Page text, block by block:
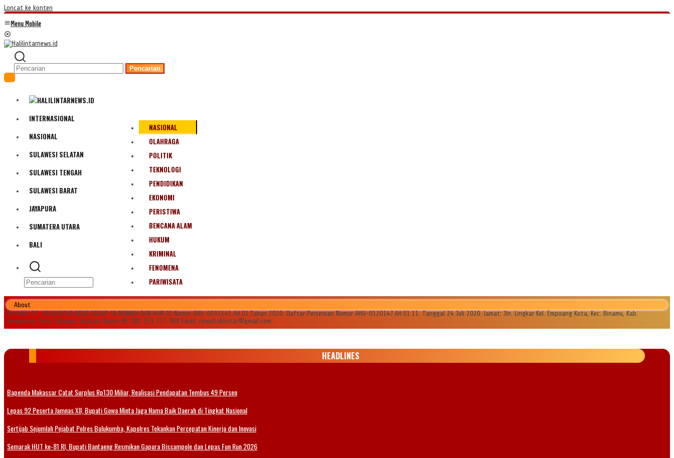
Loncat ke konten
Menu Mobile
Pencarian
INTERNASIONAL
NASIONAL
SULAWESI SELATAN
SULAWESI TENGAH
SULAWESI BARAT
JAYAPURA
SUMATERA UTARA
BALI
NASIONAL
OLAHRAGA
POLITIK
TEKNOLOGI
PENDIDIKAN
EKONOMI
PERISTIWA
BENCANA ALAM
HUKUM
KRIMINAL
FENOMENA
PARIWISATA
About
Penerbit PT. HALILINTAR NEWS GROUP SK MENKEH DAN HAM RI Nomor AHU-0035545.AH.01.Tahun 2020. Daftar Perseroan Nomor AHU-0120147.AH.01.11. Tanggal 24 Juli 2020. lamat: Jln. Lingkar Kel. Empoang Kota, Kec. Binamu, Kab.
Jeneponto, Prov. Sulawesi Selatan Nomor HP. 081 355 177 988 Email: newshalilintar@gmail.com
HEADLINES
Bapenda Makassar Catat Surplus Rp130 Miliar, Realisasi Pendapatan Tembus 49 Persen
Lepas 92 Peserta Jamnas XII, Bupati Gowa Minta Jaga Nama Baik Daerah di Tingkat Nasional
Sertijab Sejumlah Pejabat Polres Bulukumba, Kapolres Tekankan Percepatan Kinerja dan Inovasi
Semarak HUT ke-81 RI, Bupati Bantaeng Resmikan Gapura Bissampole dan Lepas Fun Run 2026